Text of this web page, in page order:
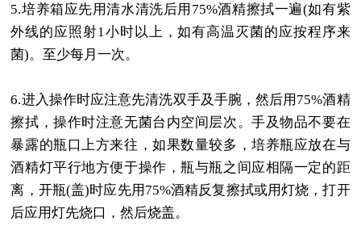
5.培养箱应先用清水清洗后用 75%酒精擦拭一遍(如有紫
外线的应照射1 小时以上，如有高温灭菌的应按程序来
菌)。至少每月一次。
6.进入操作时应注意先清洗双手及手腕，然后用 75%酒精
擦拭，操作时注意无菌台内空间层次。手及物品不要在
暴露的瓶口上方来往，如果数量较多，培养瓶应放在与
酒精灯平行地方便于操作，瓶与瓶之间应相隔一定的距
离，开瓶(盖)时应先用 75%酒精反复擦拭或用灯烧，打开
后应用灯先烧口，然后烧盖。